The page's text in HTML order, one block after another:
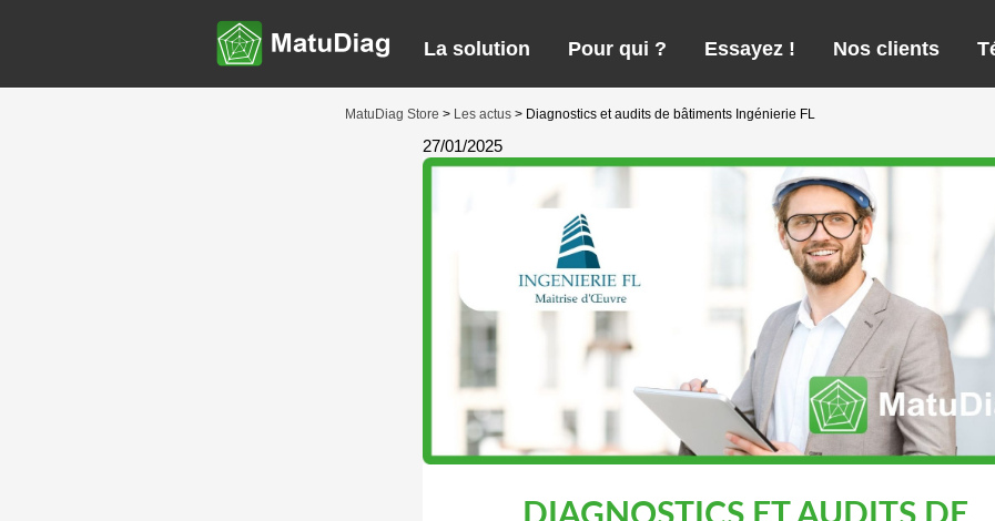
La solution Pour qui ? Essayez ! Nos clients
MatuDiag Store > Les actus > Diagnostics et audits de bâtiments Ingénierie FL
27/01/2025